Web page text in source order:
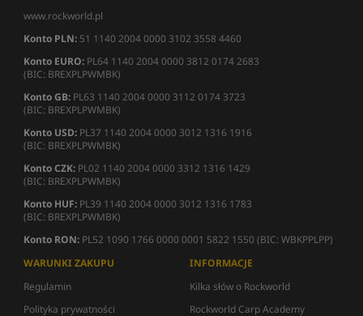
www.rockworld.pl
Konto PLN: 51 1140 2004 0000 3102 3558 4460
Konto EURO: PL64 1140 2004 0000 3812 0174 2683
(BIC: BREXPLPWMBK)
Konto GB: PL63 1140 2004 0000 3112 0174 3723
(BIC: BREXPLPWMBK)
Konto USD: PL37 1140 2004 0000 3012 1316 1916
(BIC: BREXPLPWMBK)
Konto CZK: PL02 1140 2004 0000 3312 1316 1429
(BIC: BREXPLPWMBK)
Konto HUF: PL39 1140 2004 0000 3012 1316 1783
(BIC: BREXPLPWMBK)
Konto RON: PL52 1090 1766 0000 0001 5822 1550 (BIC: WBKPPLPP)
WARUNKI ZAKUPU
Regulamin
Polityka prywatności
INFORMACJE
Kilka słów o Rockworld
Rockworld Carp Academy